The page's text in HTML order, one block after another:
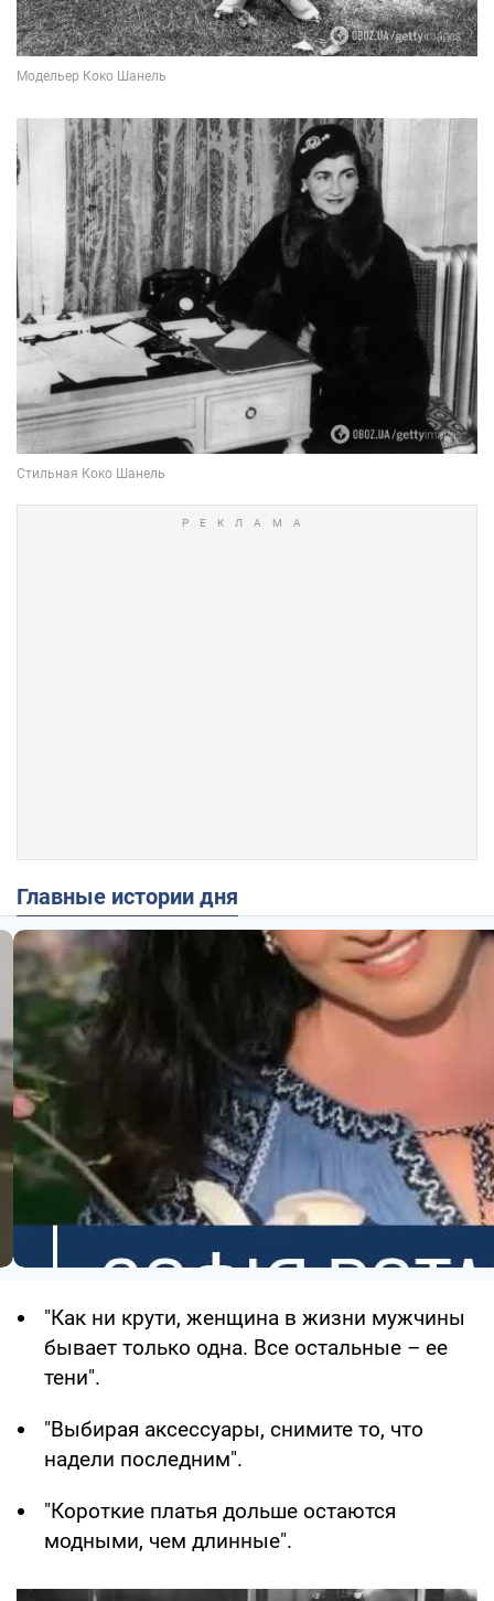
Главные истории дня
"Как ни крути, женщина в жизни мужчины
бывает только одна. Все остальные – ее
тени".
"Выбирая аксессуары, снимите то, что
надели последним".
"Короткие платья дольше остаются
модными, чем длинные".